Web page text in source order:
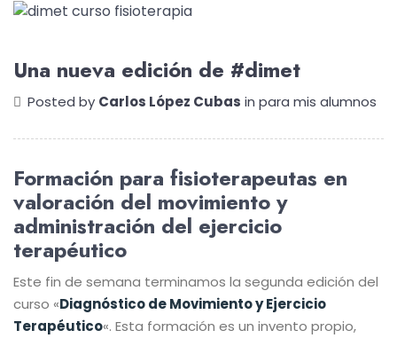
Una nueva edición de #dimet
Posted by Carlos López Cubas in para mis alumnos
Formación para fisioterapeutas en
valoración del movimiento y
administración del ejercicio
terapéutico
Este fin de semana terminamos la segunda edición del
curso «Diagnóstico de Movimiento y Ejercicio
Terapéutico«. Esta formación es un invento propio,